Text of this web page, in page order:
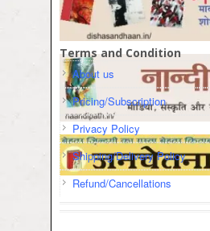
Terms and Condition
About us
Pricing/Subscription
Privacy Policy
Shipping/Delivery Policy
Refund/Cancellations